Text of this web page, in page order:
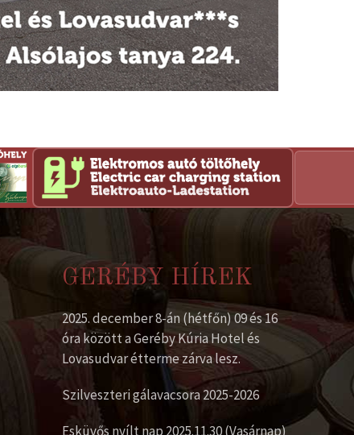
GERÉBY HÍREK
2025. december 8-án (hétfőn) 09 és 16
óra között a Geréby Kúria Hotel és
Lovasudvar étterme zárva lesz.
Szilveszteri gálavacsora 2025-2026
Esküvős nyílt nap 2025.11.30 (Vasárnap)